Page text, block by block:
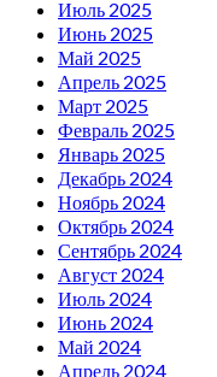
Июль 2025
Июнь 2025
Май 2025
Апрель 2025
Март 2025
Февраль 2025
Январь 2025
Декабрь 2024
Ноябрь 2024
Октябрь 2024
Сентябрь 2024
Август 2024
Июль 2024
Июнь 2024
Май 2024
Апрель 2024